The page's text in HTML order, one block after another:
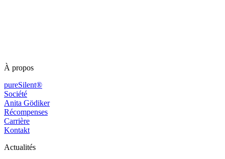
À propos
pureSilent®
Société
Anita Gödiker
Récompenses
Carrière
Kontakt
Actualités